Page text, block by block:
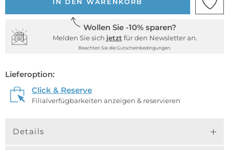
Wollen Sie -10% sparen?
Melden Sie sich jetzt für den Newsletter an.
Beachten Sie die Gutscheinbedingungen.
Lieferoption:
Click & Reserve
Filialverfügbarkeiten anzeigen & reservieren
Details